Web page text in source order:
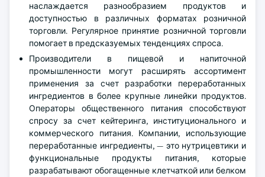
наслаждается разнообразием продуктов и
доступностью в различных форматах розничной
торговли. Регулярное принятие розничной торговли
помогает в предсказуемых тенденциях спроса.
Производители в пищевой и напиточной
промышленности могут расширять ассортимент
применения за счет разработки переработанных
ингредиентов в более крупные линейки продуктов.
Операторы общественного питания способствуют
спросу за счет кейтеринга, институционального и
коммерческого питания. Компании, использующие
переработанные ингредиенты, — это нутрицевтики и
функциональные продукты питания, которые
разрабатывают обогащенные клетчаткой или белком